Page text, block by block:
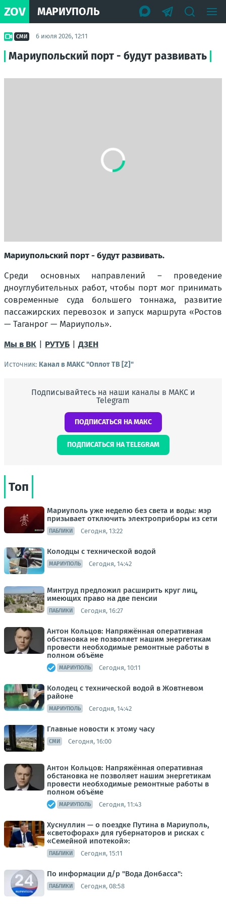
ZOV МАРИУПОЛЬ
СМИ 6 июля 2026, 12:11
Мариупольский порт - будут развивать
Мариупольский порт - будут развивать.
Среди основных направлений – проведение
дноуглубительных работ, чтобы порт мог принимать
современные суда большего тоннажа, развитие
пассажирских перевозок и запуск маршрута «Ростов
— Таганрог — Мариуполь».
Мы в ВК
РУТУБ |ДЗЕН
Источник: Канал в МАКС "Оплот ТВ [Z]"
Подписывайтесь на наши каналы в МАКС и
Telegram
ПОДПИСАТЬСЯ НА МАКС
ПОДПИСАТЬСЯ НА TELEGRAM
Топ
Мариуполь уже неделю без света и воды: мэр
призывает отключить электроприборы из сети
ПАБЛИКИ Сегодня, 13:22
Колодцы с технической водой
МАРИУПОЛЬ Сегодня, 14:42
Минтруд предложил расширить круг лиц,
имеющих право на две пенсии
ПАБЛИКИ Сегодня, 16:27
Антон Кольцов: Напряжённая оперативная
обстановка не позволяет нашим энергетикам
провести необходимые ремонтные работы в
полном объёме
МАРИУПОЛЬ Сегодня, 10:11
Колодец с технической водой в Жовтневом
районе
МАРИУПОЛЬ Сегодня, 14:42
Главные новости к этому часу
СМИ Сегодня, 16:00
Антон Кольцов: Напряжённая оперативная
обстановка не позволяет нашим энергетикам
провести необходимые ремонтные работы в
полном объёме
МАРИУПОЛЬ Сегодня, 11:43
Хуснуллин — о поездке Путина в Мариуполь,
«светофорах» для губернаторов и рисках с
«Семейной ипотекой»:
ПАБЛИКИ Сегодня, 15:11
По информации д/р "Вода Донбасса":
ПАБЛИКИ Сегодня, 08:58